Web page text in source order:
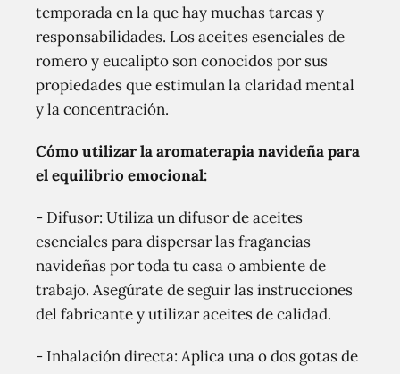
temporada en la que hay muchas tareas y
responsabilidades. Los aceites esenciales de
romero y eucalipto son conocidos por sus
propiedades que estimulan la claridad mental
y la concentración.
Cómo utilizar la aromaterapia navideña para
el equilibrio emocional:
- Difusor: Utiliza un difusor de aceites
esenciales para dispersar las fragancias
navideñas por toda tu casa o ambiente de
trabajo. Asegúrate de seguir las instrucciones
del fabricante y utilizar aceites de calidad.
- Inhalación directa: Aplica una o dos gotas de